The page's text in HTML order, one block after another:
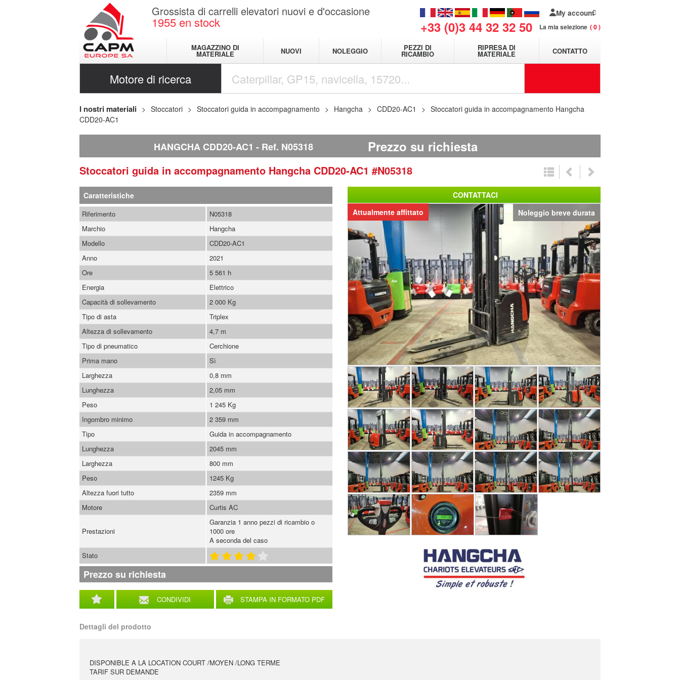
Grossista di carrelli elevatori nuovi e d'occasione
1955 en stock +33 (0)3 44 32 32 50
My account
La mia selezione 0
MAGAZZINO DI
MATERIALE NUOVI NOLEGGIO PEZZI DI
RICAMBIO
RIPRESA DI
MATERIALE CONTATTO
Motore di ricerca
I nostri materiali Stoccatori Stoccatori guida in accompagnamento Hangcha CDD20-AC1
Stoccatori guida in accompagnamento Hangcha
CDD20-AC1
HANGCHA CDD20-AC1 Ref. N05318 Prezzo su richiesta
Stoccatori guida in accompagnamento Hangcha CDD20-AC1 #N05318
Noleggio breve durata
Attualmente affittato
Caratteristiche
CONDIVIDI STAMPA IN FORMATO PDF
Riferimento
N05318
Marchio
Hangcha
Modello
CDD20-AC1
Anno
2021
Ore
5 561 h
Energia
Elettrico
Capacità di sollevamento
2 000 Kg
Tipo di asta
Triplex
Altezza di sollevamento
4,7 m
Tipo di pneumatico
Cerchione
Prima mano
Sì
Larghezza
0,8 mm
Lunghezza
2,05 mm
Peso
1 245 Kg
Ingombro minimo
2 359 mm
Tipo
Guida in accompagnamento
Lunghezza
2045 mm
Larghezza
800 mm
Peso
1245 Kg
Altezza fuori tutto
2359 mm
Motore
Curtis AC
Prestazioni
Garanzia 1 anno pezzi di ricambio o
1000 ore
A seconda del caso
Stato
Prezzo su richiesta
Dettagli del prodotto
DISPONIBLE A LA LOCATION COURT /MOYEN /LONG TERME
TARIF SUR DEMANDE
CONTATTACI